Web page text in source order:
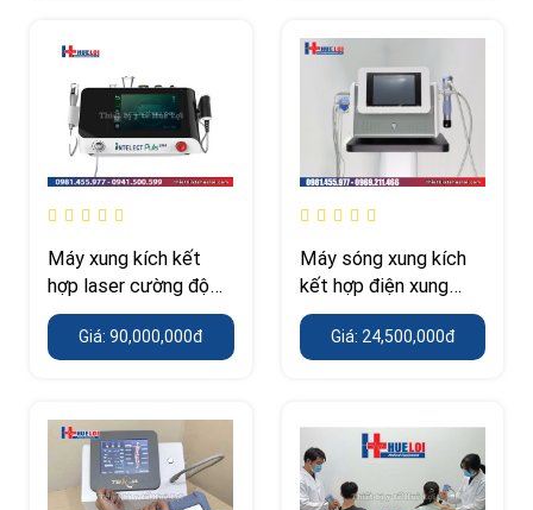
Máy xung kích kết
hợp laser cường độ
cao
Giá: 90,000,000đ
Máy sóng xung kích
kết hợp điện xung
Texua – 2 công nghệ
trên 1 thân máy
Giá: 24,500,000đ